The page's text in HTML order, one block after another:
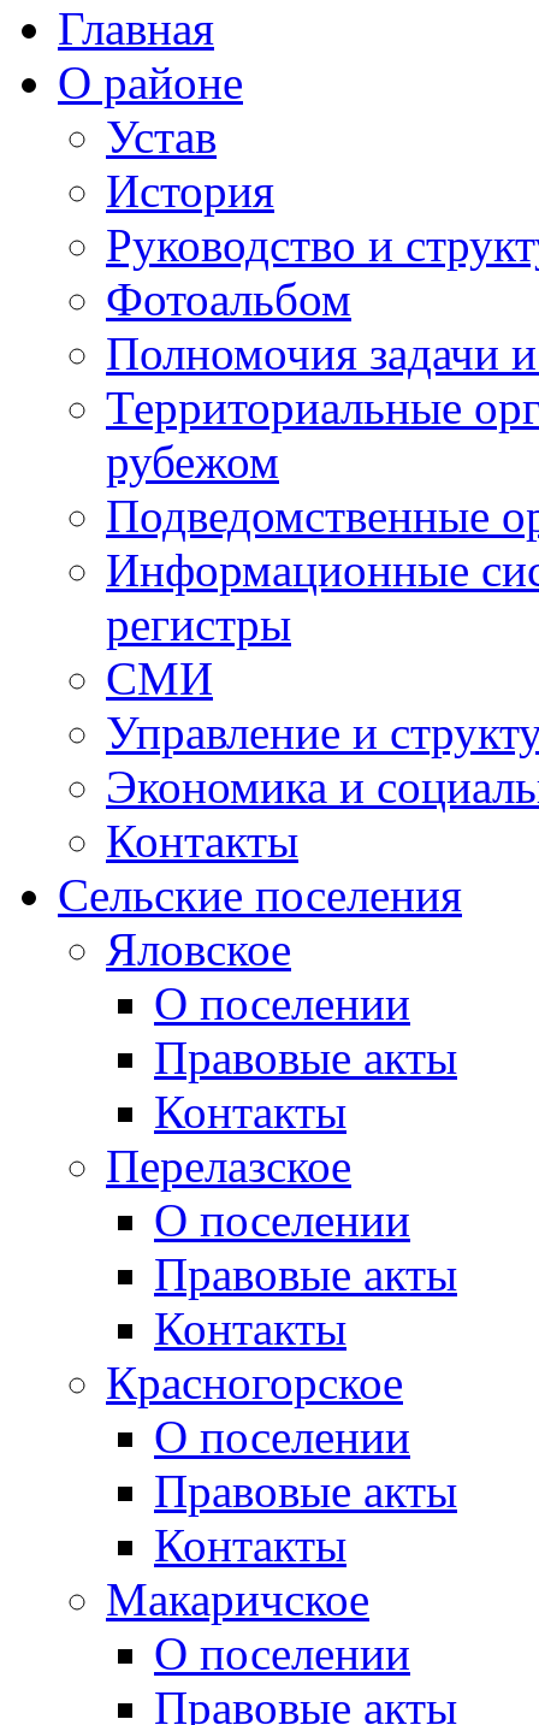
Главная
О районе
Устав
История
Руководство и
Фотоальбом
Полномочия задачи
Территориальные
рубежом
Подведомственные
Информационные
регистры
СМИ
Управление и
Экономика и
Контакты
Сельские поселения
Яловское
О поселении
Правовые акты
Контакты
Перелазское
О поселении
Правовые акты
Контакты
Красногорское
О поселении
Правовые акты
Контакты
Макаричское
О поселении
Правовые акты